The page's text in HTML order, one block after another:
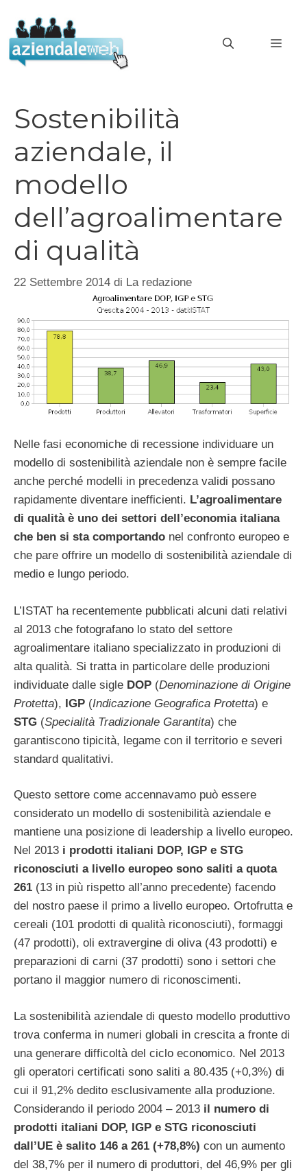
contenuto
Sostenibilità
aziendale, il
modello
dell’agroalimentare
di qualità
22 Settembre 2014 di La redazione
Nelle fasi economiche di recessione individuare un
modello di sostenibilità aziendale non è sempre facile
anche perché modelli in precedenza validi possano
rapidamente diventare inefficienti. L’agroalimentare
di qualità è uno dei settori dell’economia italiana
che ben si sta comportando nel confronto europeo e
che pare offrire un modello di sostenibilità aziendale di
medio e lungo periodo.
L’ISTAT ha recentemente pubblicati alcuni dati relativi
al 2013 che fotografano lo stato del settore
agroalimentare italiano specializzato in produzioni di
alta qualità. Si tratta in particolare delle produzioni
individuate dalle sigle DOP (Denominazione di Origine
Protetta), IGP (Indicazione Geografica Protetta) e
STG (Specialità Tradizionale Garantita) che
garantiscono tipicità, legame con il territorio e severi
standard qualitativi.
Questo settore come accennavamo può essere
considerato un modello di sostenibilità aziendale e
mantiene una posizione di leadership a livello europeo.
Nel 2013 i prodotti italiani DOP, IGP e STG
riconosciuti a livello europeo sono saliti a quota
261 (13 in più rispetto all’anno precedente) facendo
del nostro paese il primo a livello europeo. Ortofrutta e
cereali (101 prodotti di qualità riconosciuti), formaggi
(47 prodotti), oli extravergine di oliva (43 prodotti) e
preparazioni di carni (37 prodotti) sono i settori che
portano il maggior numero di riconoscimenti.
La sostenibilità aziendale di questo modello produttivo
trova conferma in numeri globali in crescita a fronte di
una generare difficoltà del ciclo economico. Nel 2013
gli operatori certificati sono saliti a 80.435 (+0,3%) di
cui il 91,2% dedito esclusivamente alla produzione.
Considerando il periodo 2004 – 2013 il numero di
prodotti italiani DOP, IGP e STG riconosciuti
dall’UE è salito 146 a 261 (+78,8%) con un aumento
del 38,7% per il numero di produttori, del 46,9% per gli